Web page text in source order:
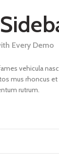
Every Demo
vehicula
mus rhoncus et
rutrum.